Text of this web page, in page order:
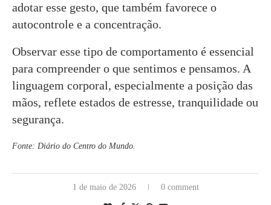
adotar esse gesto, que também favorece o
autocontrole e a concentração.
Observar esse tipo de comportamento é essencial
para compreender o que sentimos e pensamos. A
linguagem corporal, especialmente a posição das
mãos, reflete estados de estresse, tranquilidade ou
segurança.
Fonte: Diário do Centro do Mundo.
1 de maio de 2026 0 comment